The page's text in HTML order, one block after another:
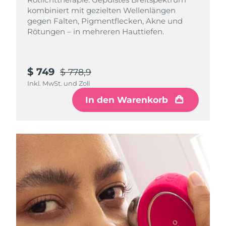
kombiniert mit gezielten Wellenlängen
gegen Falten, Pigmentflecken, Akne und
Rötungen – in mehreren Hauttiefen.
$ 749 $ 778,9
Inkl. MwSt. und Zoll
In den Warenkorb
Litauen Erwartete Lieferung
Luxemburg Erwartete Lieferung
Macau
Malaysia Erwartete Lieferung8/12/26
Erwartete Lieferung8/9/26
Mexiko Erwartete Lieferung8/13/26
Monaco Erwartete Lieferung 8/10/26
Niederlande Erwartete Lieferung8/9/26
Neuseeland Erwartete Lieferung8/9/26